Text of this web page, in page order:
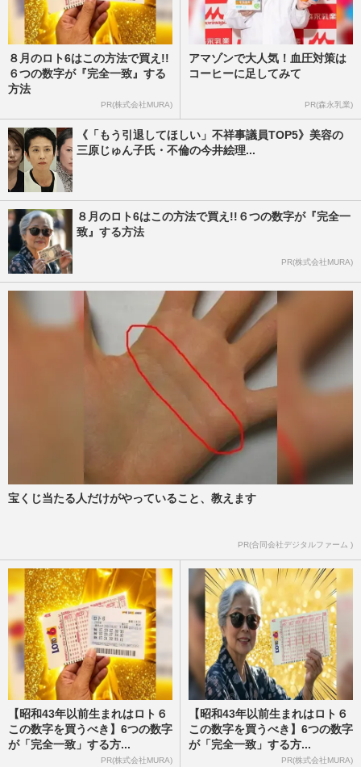
８月のロト6はこの方法で買え!!
６つの数字が『完全一致』する
方法
PR(株式会社MURA)
アマゾンで大人気！血圧対策は
コーヒーに足してみて
PR(森永乳業)
《「もう引退してほしい」不祥事議員TOP5》美容の
三原じゅん子氏・不倫の今井絵理...
８月のロト6はこの方法で買え!!６つの数字が『完全一
致』する方法
PR(株式会社MURA)
宝くじ当たる人だけがやっていること、教えます
PR(合同会社デジタルファーム )
【昭和43年以前生まれはロト６
この数字を買うべき】6つの数字
が「完全一致」する方...
PR(株式会社MURA)
【昭和43年以前生まれはロト６
この数字を買うべき】6つの数字
が「完全一致」する方...
PR(株式会社MURA)